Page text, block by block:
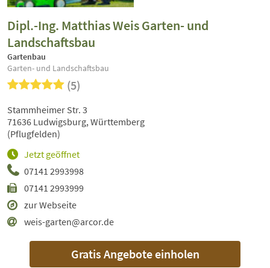
Dipl.-Ing. Matthias Weis Garten- und
Landschaftsbau
Gartenbau
Garten- und Landschaftsbau
(5)
07141 2993998
07141 2993999
zur Webseite
weis-garten@arcor.de
Jetzt geöffnet
Stammheimer Str. 3
71636 Ludwigsburg, Württemberg
(Pflugfelden)
Gratis Angebote einholen